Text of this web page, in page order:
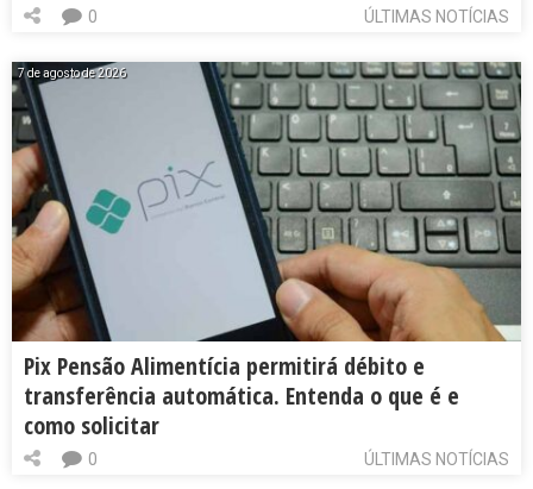
ÚLTIMAS NOTÍCIAS
0
7 de agosto de 2026
Pix Pensão Alimentícia permitirá débito e
transferência automática. Entenda o que é e
como solicitar
ÚLTIMAS NOTÍCIAS
0